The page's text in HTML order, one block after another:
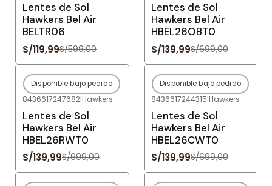
Lentes de Sol
Hawkers Bel Air
BELTR06
S/119,99S/599,00
Lentes de Sol
Hawkers Bel Air
HBEL26OBT0
S/139,99S/699,00
-80%OFF
Agotado
Disponible bajo pedido
8436617247682|Hawkers
Lentes de Sol
Hawkers Bel Air
HBEL26RWT0
S/139,99S/699,00
-80%OFF
Agotado
Disponible bajo pedido
8436617244315|Hawkers
Lentes de Sol
Hawkers Bel Air
HBEL26CWT0
S/139,99S/699,00